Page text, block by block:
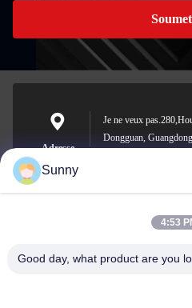
Adresse
Je ne veux
Dongguan,
E-mail
Sunny
4:53
Good day, what product are you